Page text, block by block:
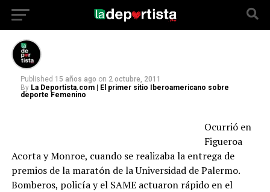
y hay quince heridos
Published 15 años ago on 2 octubre, 2011
By La Deportista.com | El primer sitio Iberoamericano sobre
deporte Femenino
Ocurrió en
Figueroa
Acorta y Monroe, cuando se realizaba la entrega de
premios de la maratón de la Universidad de Palermo.
Bomberos, policía y el SAME actuaron rápido en el